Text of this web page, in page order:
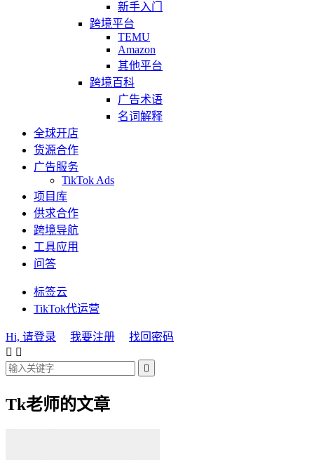
新手入门
跨境平台
TEMU
Amazon
其他平台
跨境百科
广告术语
名词解释
全球开店
货源合作
广告服务
TikTok Ads
项目库
供求合作
跨境导航
工具应用
问答
标签云
TikTok代运营
Hi, 请登录 我要注册
找回密码
 

Tk老师的文章